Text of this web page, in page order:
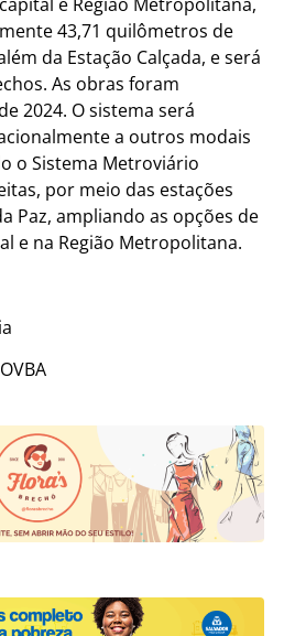
43,71 quilômetros de
da Estação Calçada, e será
As obras foram
2024. O sistema será
a outros modais
o Sistema Metroviário
por meio das estações
Paz, ampliando as opções de
e na Região Metropolitana.